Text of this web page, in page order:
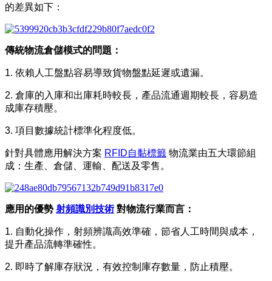
的差異如下：
傳統物流倉儲模式的問題：
1. 依賴人工盤點容易導致貨物盤點延遲或遺漏。
2. 倉庫的入庫和出庫耗時較長，產品流通週期較長，容易造
成庫存積壓。
3. 項目數據統計標準化程度低。
針對具體應用解決方案 RFID自黏標籤 物流業由五大環節組
成：生產、倉儲、運輸、配送及零售。
應用的優勢 射頻識別技術對物流行業而言：
1. 自動化操作，射頻辨識高效準確，節省人工時間與成本，
提升產品流轉準確性。
2. 即時了解庫存狀況，有效控制庫存數量，防止積壓。